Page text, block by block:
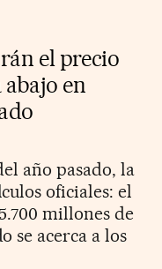
el precio
en
año pasado, la
oficiales: el
millones de
se acerca a los